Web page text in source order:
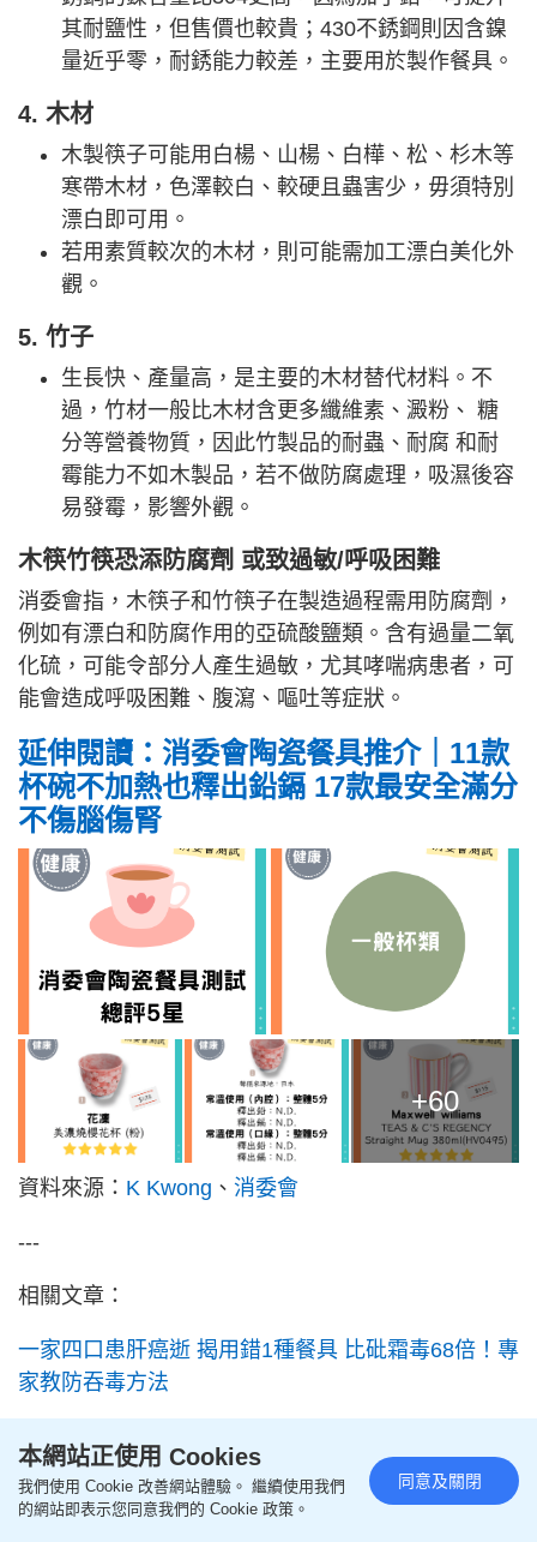
其耐鹽性，但售價也較貴；430不銹鋼則因含鎳
量近乎零，耐銹能力較差，主要用於製作餐具。
4. 木材
木製筷子可能用白楊、山楊、白樺、松、杉木等
寒帶木材，色澤較白、較硬且蟲害少，毋須特別
漂白即可用。
若用素質較次的木材，則可能需加工漂白美化外
觀。
5. 竹子
生長快、產量高，是主要的木材替代材料。不
過，竹材一般比木材含更多纖維素、澱粉、 糖
分等營養物質，因此竹製品的耐蟲、耐腐 和耐
霉能力不如木製品，若不做防腐處理，吸濕後容
易發霉，影響外觀。
木筷竹筷恐添防腐劑 或致過敏/呼吸困難
消委會指，木筷子和竹筷子在製造過程需用防腐劑，
例如有漂白和防腐作用的亞硫酸鹽類。含有過量二氧
化硫，可能令部分人產生過敏，尤其哮喘病患者，可
能會造成呼吸困難、腹瀉、嘔吐等症狀。
延伸閱讀：消委會陶瓷餐具推介｜11款
杯碗不加熱也釋出鉛鎘 17款最安全滿分
不傷腦傷腎
+60
資料來源： K Kwong 、 消委會
---
相關文章：
一家四口患肝癌逝 揭用錯1種餐具 比砒霜毒68倍！專
家教防吞毒方法
用紙餐具更安全？ K Kwong揭造紙成分或有風險 恐
含逾百種有害化學物
用錯保溫杯恐吞重金屬 醫生教認清4號碼 忌放3種飲
本網站正使用 Cookies
我們使用 Cookie 改善網站體驗。 繼續使用我們
的網站即表示您同意我們的 Cookie 政策。
同意及關閉